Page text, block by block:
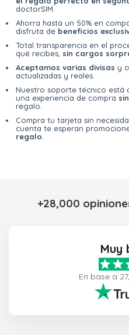
doctorSIM.
Ahorra hasta un 50% en
disfruta de beneficios
Total transparencia en el
qué recibes, sin cargos
Aceptamos varias divisas y
actualizadas y reales.
Nuestro soporte técnico está
una experiencia de compra
regalo.
Compra tu tarjeta sin
cuenta te esperan
regalo
+28,000
Muy
En base a